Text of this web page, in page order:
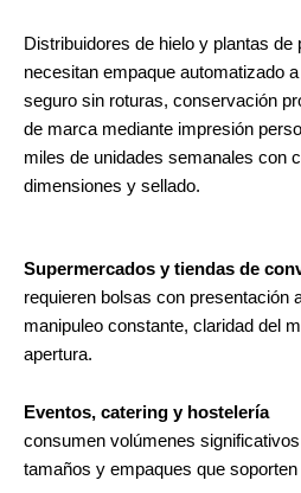
Distribuidores de hielo y plantas de
necesitan empaque automatizado
seguro sin roturas, conservación
de marca mediante impresión
miles de unidades semanales con
dimensiones y sellado.
Supermercados y tiendas de
requieren bolsas con presentación
manipuleo constante, claridad del
apertura.
Eventos, catering y hostelería
consumen volúmenes
tamaños y empaques que